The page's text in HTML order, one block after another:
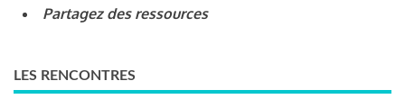
Partagez des ressources
LES RENCONTRES